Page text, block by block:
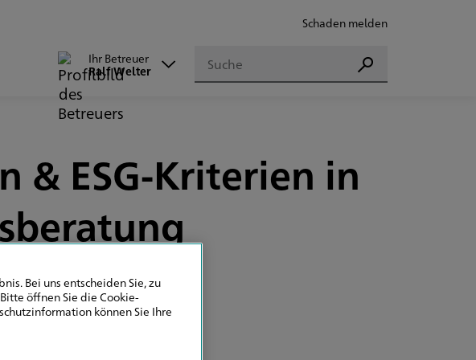
Schaden melden
Ihr Betreuer
Ralf Welter
Suchen
Suchen
ESG-Kriterien in
Bei uns entscheiden Sie, zu
öffnen Sie die Cookie-
können Sie Ihre